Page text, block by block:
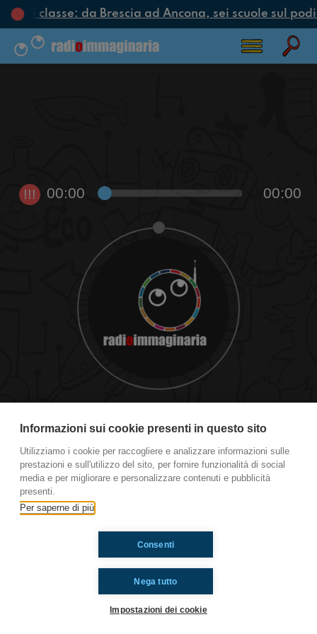
di classe: da Brescia ad Ancona, sei scuole sul
!!! 00:00 00:00
giornata!
Ti è piaciuto? Condividilo!
Informazioni sui cookie presenti in questo sito
Utilizziamo i cookie per raccogliere e analizzare informazioni sulle
prestazioni e sull'utilizzo del sito, per fornire funzionalità di social
media e per migliorare e personalizzare contenuti e pubblicità
presenti.
Per saperne di più
Nega tutto
Consenti
Impostazioni dei cookie